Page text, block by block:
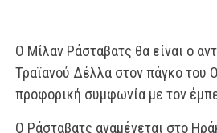
Ο Μίλαν Ράσταβατς θα είναι ο
Τραϊανού Δέλλα στον πάγκο του
προφορική συμφωνία με τον
Ο Ράσταβατς αναμένεται στο